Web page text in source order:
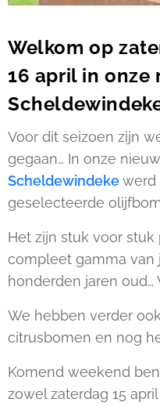
Welkom op
16 april in
Voor dit seizoen zijn
gegaan… In onze
Scheldewindekewerd
geselecteerde
Het zijn stuk voor
compleet gamma
honderden jaren oud…
We hebben verder
citrusbomen en nog
Komend weekend
zowel zaterdag 15